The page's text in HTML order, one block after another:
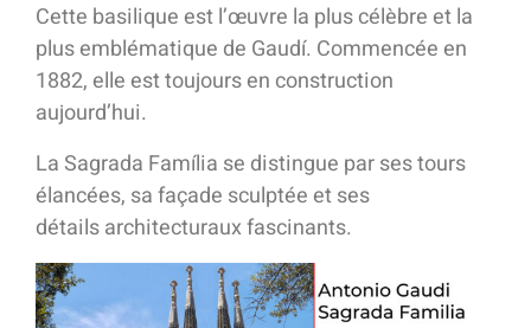
Cette basilique est l’œuvre la plus célèbre et la
plus emblématique de Gaudí. Commencée en
1882, elle est toujours en construction
aujourd’hui.
La Sagrada Família se distingue par ses tours
élancées, sa façade sculptée et ses
détails architecturaux fascinants.